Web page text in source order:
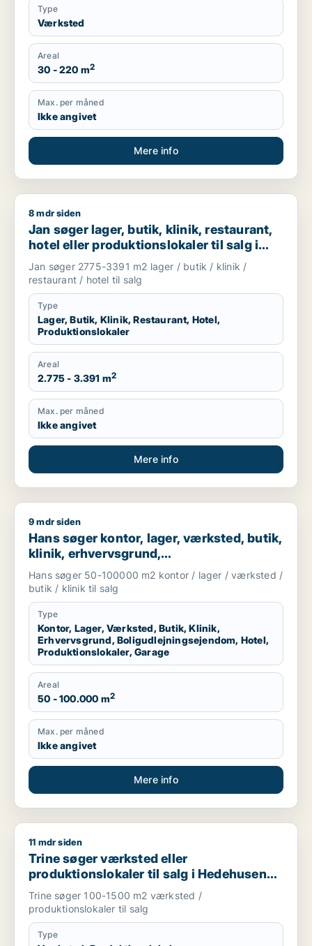
Type
Værksted
Areal
30 - 220 m2
Max. per måned
Ikke angivet
Mere info
Jan søger lager, butik, klinik, restaurant, hotel eller
8 mdr siden
Jan søger lager, butik, klinik, restaurant,
hotel eller produktionslokaler til salg i
Høje Taastrup, Ishøj eller Greve m.fl.
Jan søger 2775-3391 m2 lager / butik / klinik /
restaurant / hotel til salg
Type
Lager, Butik, Klinik, Restaurant, Hotel,
Produktionslokaler
Areal
2.775 - 3.391 m2
Max. per måned
Ikke angivet
Mere info
Hans søger kontor, lager, værksted, butik, klinik,
9 mdr siden
Hans søger kontor, lager, værksted, butik,
klinik, erhvervsgrund,
boligudlejningsejendom, hotel,
produktionslokaler eller garage til salg i
Region Sjælland
Hans søger 50-100000 m2 kontor / lager / værksted /
butik / klinik til salg
Type
Kontor, Lager, Værksted, Butik, Klinik,
Erhvervsgrund, Boligudlejningsejendom, Hotel,
Produktionslokaler, Garage
Areal
50 - 100.000 m2
Max. per måned
Ikke angivet
Mere info
Trine søger værksted eller produktionslokaler til salg i
11 mdr siden
Trine søger værksted eller
produktionslokaler til salg i Hedehusene,
Greve eller Ølstykke m.fl.
Trine søger 100-1500 m2 værksted /
produktionslokaler til salg
Type